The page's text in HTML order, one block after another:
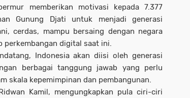
memberikan motivasi kepada 7.377
Gunung Djati untuk menjadi generasi
cerdas, mampu bersaing dengan negara
perkembangan digital saat ini.
Indonesia akan diisi oleh generasi
berbagai tanggung jawab yang perlu
skala kepemimpinan dan pembangunan.
Kamil, mengungkapkan pula ciri-ciri